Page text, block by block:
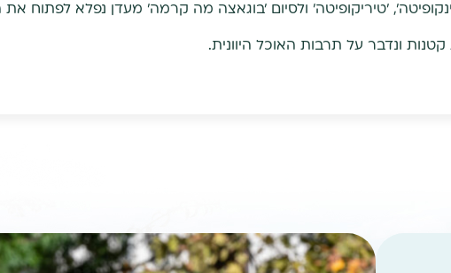
'טיריקופיטה' ולסיום 'בוגאצה מה קרמה' מעדן נפלא לפתוח את
ונדבר על תרבות האוכל היוונית.